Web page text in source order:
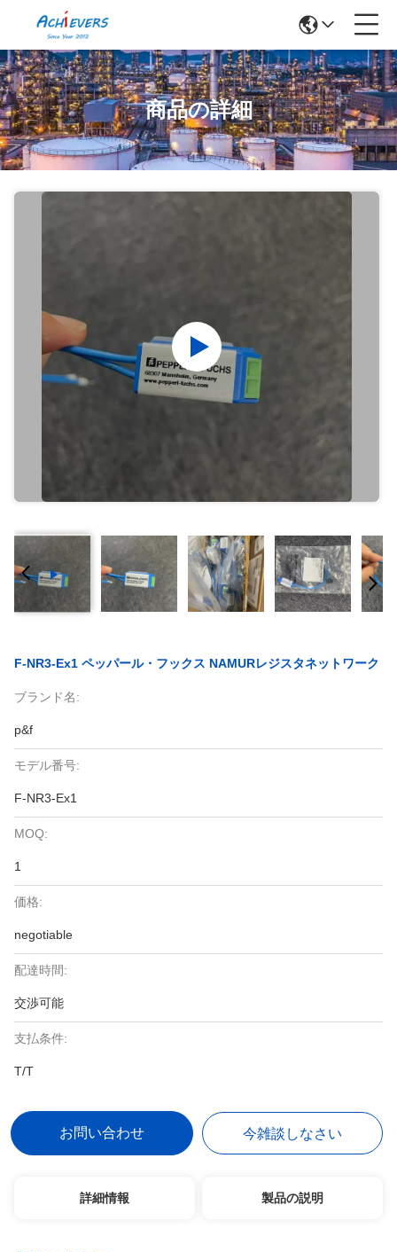
商品の詳細
F-NR3-Ex1 ペッパール・フックス NAMURレジスタネットワーク
ブランド名:
p&f
モデル番号:
F-NR3-Ex1
MOQ:
1
価格:
negotiable
配達時間:
交渉可能
支払条件:
T/T
お問い合わせ 今雑談しなさい
詳細情報 製品の説明